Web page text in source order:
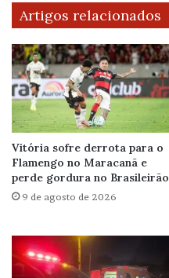
Artigos relacionados
Vitória sofre derrota para o
Flamengo no Maracanã e
perde gordura no Brasileirão
9 de agosto de 2026